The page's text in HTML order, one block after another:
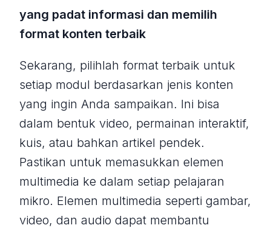
yang padat informasi dan memilih
format konten terbaik
Sekarang, pilihlah format terbaik untuk
setiap modul berdasarkan jenis konten
yang ingin Anda sampaikan. Ini bisa
dalam bentuk video, permainan interaktif,
kuis, atau bahkan artikel pendek.
Pastikan untuk memasukkan elemen
multimedia ke dalam setiap pelajaran
mikro. Elemen multimedia seperti gambar,
video, dan audio dapat membantu